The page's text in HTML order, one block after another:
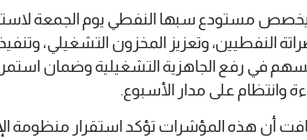
مستودع سبها النفطي يوم الجمعة
النفطيين، وتعزيز المخزون التشغيلي،
في رفع الجاهزية التشغيلية وضمان
وانتظام على مدار الأسبوع.
أن هذه المؤشرات تؤكد استقرار منظومة